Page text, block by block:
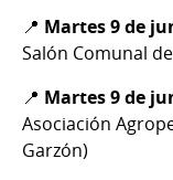
📍 Martes 9 de
Salón Comunal
📍 Martes 9 de
Asociación
Garzón)